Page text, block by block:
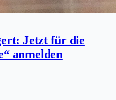
Jetzt für die
anmelden